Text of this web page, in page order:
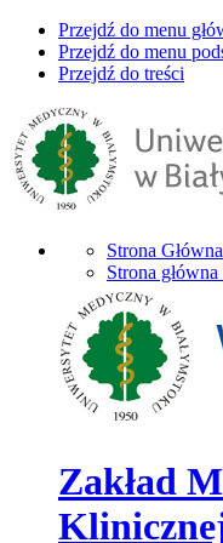
Przejdź do menu
Przejdź do menu
Przejdź do treści
Strona
Strona
Zakład